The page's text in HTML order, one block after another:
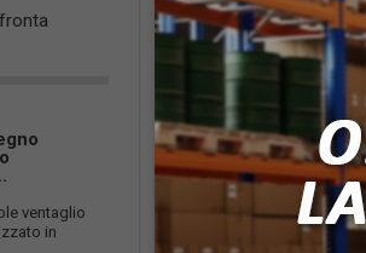
TOS-608166
Set 6 penne gel rosse
ventaglio
in